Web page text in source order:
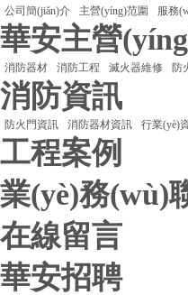
公司簡(jiǎn)介 主營(yíng)范圍 服務
華安主營
消防器材 消防工程 滅火器維修 防
消防資訊
防火門資訊 消防器材資訊 行業(yè)
工程案例
業(yè)務(wù)
在線留言
華安招聘